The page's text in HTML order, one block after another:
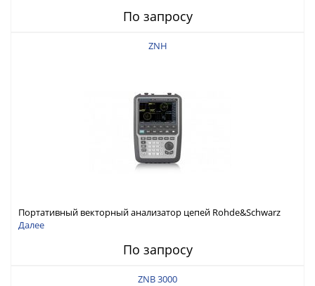
По запросу
ZNH
Портативный векторный анализатор цепей Rohde&Schwarz
ZNH с диапазоном частот от 30 кГц до 26,5 ГГц
Далее
По запросу
ZNB 3000